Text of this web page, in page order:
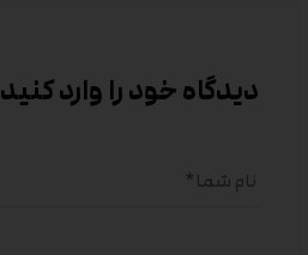
دیدگاه خود را وارد کنید